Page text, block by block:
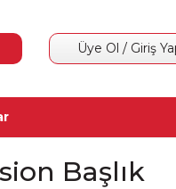
Üye Ol / Giriş
Başlık